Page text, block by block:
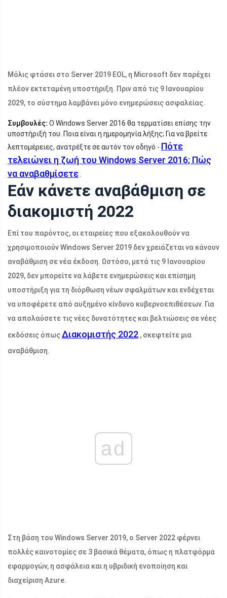
Μόλις φτάσει στο Server 2019 EOL, η Microsoft δεν παρέχει
πλέον εκτεταμένη υποστήριξη. Πριν από τις 9 Ιανουαρίου
2029, το σύστημα λαμβάνει μόνο ενημερώσεις ασφαλείας.
Συμβουλές: Ο Windows Server 2016 θα τερματίσει επίσης την
υποστήριξή του. Ποια είναι η ημερομηνία λήξης; Για να βρείτε
λεπτομέρειες, ανατρέξτε σε αυτόν τον οδηγό - Πότε
τελειώνει η ζωή του Windows Server 2016; Πώς
να αναβαθμίσετε
Εάν κάνετε αναβάθμιση σε
διακομιστή 2022
Επί του παρόντος, οι εταιρείες που εξακολουθούν να
χρησιμοποιούν Windows Server 2019 δεν χρειάζεται να κάνουν
αναβάθμιση σε νέα έκδοση. Ωστόσο, μετά τις 9 Ιανουαρίου
2029, δεν μπορείτε να λάβετε ενημερώσεις και επίσημη
υποστήριξη για τη διόρθωση νέων σφαλμάτων και ενδέχεται
να υποφέρετε από αυξημένο κίνδυνο κυβερνοεπιθέσεων. Για
να απολαύσετε τις νέες δυνατότητες και βελτιώσεις σε νέες
εκδόσεις όπωςΔιακομιστής 2022 , σκεφτείτε μια
αναβάθμιση.
ad
Στη βάση του Windows Server 2019, ο Server 2022 φέρνει
πολλές καινοτομίες σε 3 βασικά θέματα, όπως η πλατφόρμα
εφαρμογών, η ασφάλεια και η υβριδική ενοποίηση και
διαχείριση Azure.